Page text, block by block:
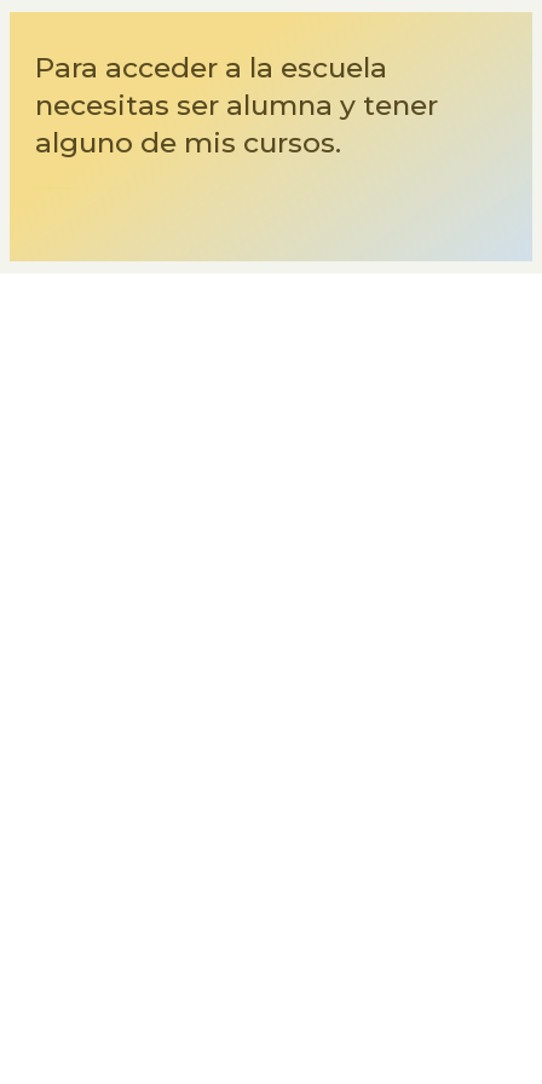
Para acceder a la escuela
necesitas ser alumna y tener
alguno de mis cursos.